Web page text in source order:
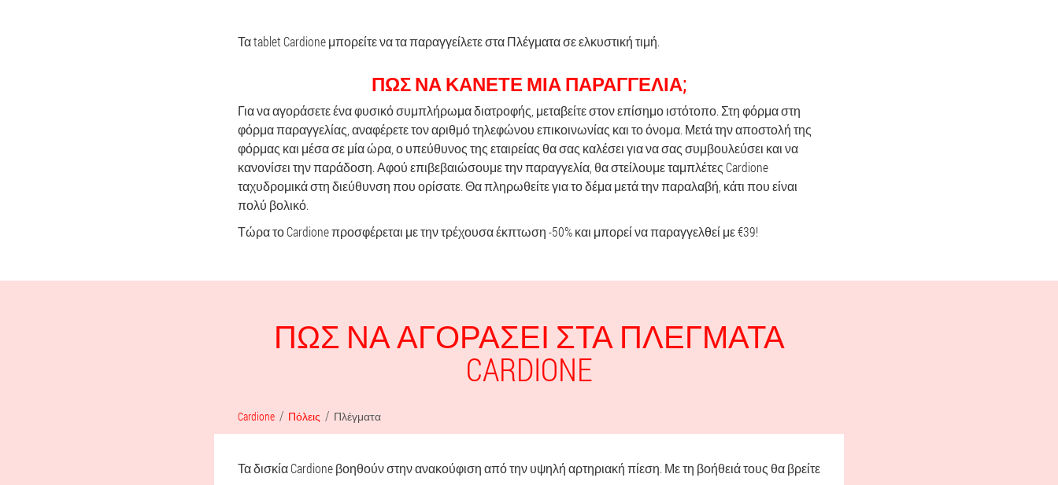
Τα tablet Cardione μπορείτε να τα παραγγείλετε στα Πλέγματα σε ελκυστική τιμή.
ΠΏΣ ΝΑ ΚΆΝΕΤΕ ΜΙΑ ΠΑΡΑΓΓΕΛΊΑ;
Για να αγοράσετε ένα φυσικό συμπλήρωμα διατροφής, μεταβείτε στον επίσημο ιστότοπο. Στη φόρμα στη
φόρμα παραγγελίας, αναφέρετε τον αριθμό τηλεφώνου επικοινωνίας και το όνομα. Μετά την αποστολή της
φόρμας και μέσα σε μία ώρα, ο υπεύθυνος της εταιρείας θα σας καλέσει για να σας συμβουλεύσει και να
κανονίσει την παράδοση. Αφού επιβεβαιώσουμε την παραγγελία, θα στείλουμε ταμπλέτες Cardione
ταχυδρομικά στη διεύθυνση που ορίσατε. Θα πληρωθείτε για το δέμα μετά την παραλαβή, κάτι που είναι
πολύ βολικό.
Τώρα το Cardione προσφέρεται με την τρέχουσα έκπτωση -50% και μπορεί να παραγγελθεί με €39!
ΠΏΣ ΝΑ ΑΓΟΡΆΣΕΙ ΣΤΑ ΠΛΈΓΜΑΤΑ
CARDIONE
Cardione Πόλεις Πλέγματα
Τα δισκία Cardione βοηθούν στην ανακούφιση από την υψηλή αρτηριακή πίεση. Με τη βοήθειά τους θα βρείτε